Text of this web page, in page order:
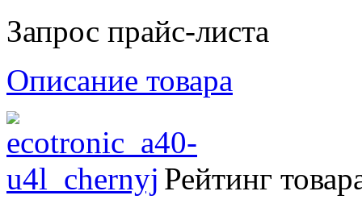
Запрос прайс-листа
Описание товара
Рейтинг